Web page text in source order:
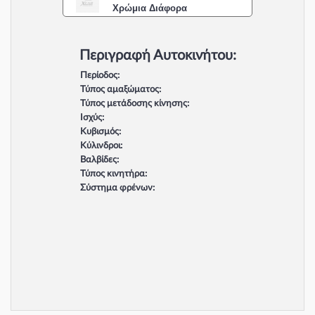
Χρώμια Διάφορα
Περιγραφή Αυτοκινήτου:
Περίοδος:
Τύπος αμαξώματος:
Τύπος μετάδοσης κίνησης:
Ισχύς:
Κυβισμός:
Κύλινδροι:
Βαλβίδες:
Τύπος κινητήρα:
Σύστημα φρένων: